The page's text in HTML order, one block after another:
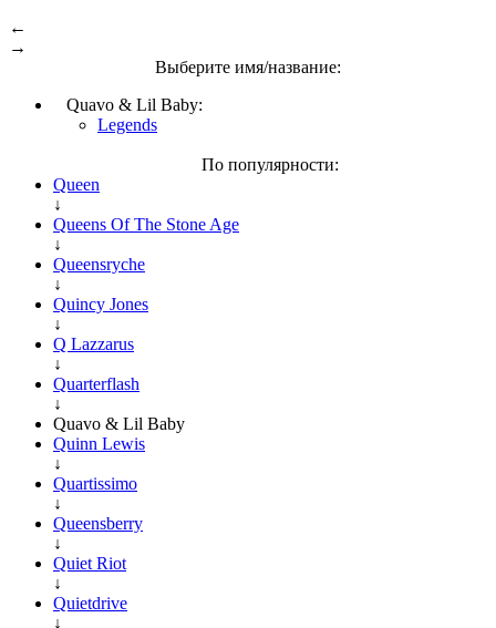
←
→
Выберите имя/название:
Quavo & Lil Baby:
Legends
По популярности:
Queen
↓
Queens Of The Stone Age
↓
Queensryche
↓
Quincy Jones
↓
Q Lazzarus
↓
Quarterflash
↓
Quavo & Lil Baby
Quinn Lewis
↓
Quartissimo
↓
Queensberry
↓
Quiet Riot
↓
Quietdrive
↓